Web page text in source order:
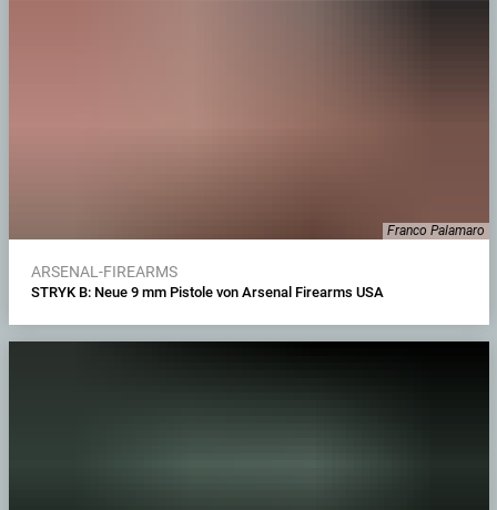
Franco Palamaro
ARSENAL-FIREARMS
STRYK B: Neue 9 mm Pistole von Arsenal Firearms USA